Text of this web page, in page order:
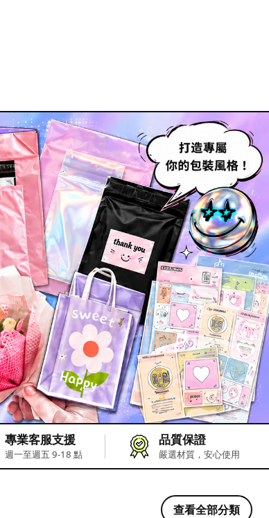
專業客服支援
週一至週五 9-18 點
品質保證
嚴選材質，安心使用
查看全部分類